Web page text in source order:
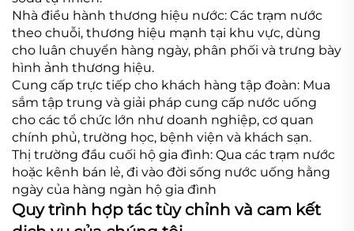
Nhà điều hành thương hiệu nước: Các trạm nước
theo chuỗi, thương hiệu mạnh tại khu vực, dùng
cho luân chuyển hàng ngày, phân phối và trưng bày
hình ảnh thương hiệu.
Cung cấp trực tiếp cho khách hàng tập đoàn: Mua
sắm tập trung và giải pháp cung cấp nước uống
cho các tổ chức lớn như doanh nghiệp, cơ quan
chính phủ, trường học, bệnh viện và khách sạn.
Thị trường đầu cuối hộ gia đình: Qua các trạm nước
hoặc kênh bán lẻ, đi vào đời sống nước uống hằng
ngày của hàng ngàn hộ gia đình
Quy trình hợp tác tùy chỉnh và cam kết